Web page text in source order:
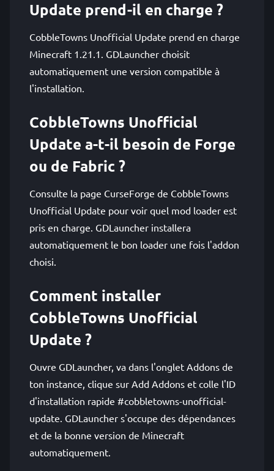
Update prend-il en charge ?
CobbleTowns Unofficial Update prend en charge
Minecraft 1.21.1. GDLauncher choisit
automatiquement une version compatible à
l'installation.
CobbleTowns Unofficial
Update a-t-il besoin de Forge
ou de Fabric ?
Consulte la page CurseForge de CobbleTowns
Unofficial Update pour voir quel mod loader est
pris en charge. GDLauncher installera
automatiquement le bon loader une fois l'addon
choisi.
Comment installer
CobbleTowns Unofficial
Update ?
Ouvre GDLauncher, va dans l'onglet Addons de
ton instance, clique sur Add Addons et colle l'ID
d'installation rapide #cobbletowns-unofficial-
update. GDLauncher s'occupe des dépendances
et de la bonne version de Minecraft
automatiquement.